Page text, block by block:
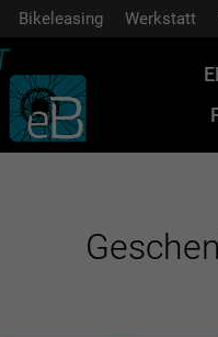
Bikeleasing Werkstatt